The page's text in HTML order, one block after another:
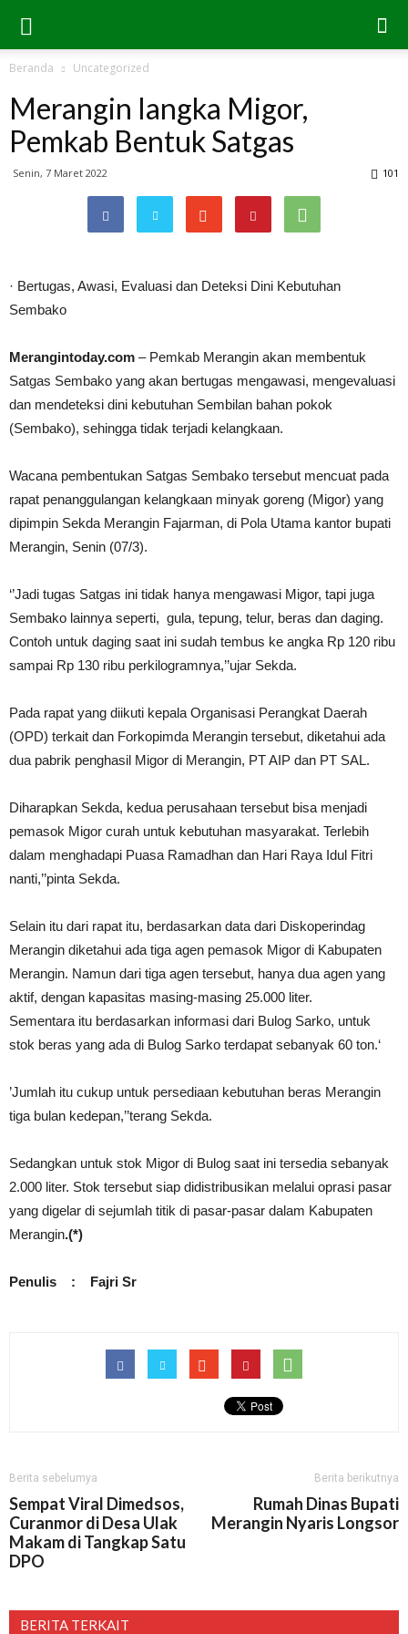
Beranda Uncategorized
Merangin langka Migor,
Pemkab Bentuk Satgas
Senin, 7 Maret 2022 101
· Bertugas, Awasi, Evaluasi dan Deteksi Dini Kebutuhan
Sembako
Merangintoday.com – Pemkab Merangin akan membentuk
Satgas Sembako yang akan bertugas mengawasi, mengevaluasi
dan mendeteksi dini kebutuhan Sembilan bahan pokok
(Sembako), sehingga tidak terjadi kelangkaan.
Wacana pembentukan Satgas Sembako tersebut mencuat pada
rapat penanggulangan kelangkaan minyak goreng (Migor) yang
dipimpin Sekda Merangin Fajarman, di Pola Utama kantor bupati
Merangin, Senin (07/3).
‘’Jadi tugas Satgas ini tidak hanya mengawasi Migor, tapi juga
Sembako lainnya seperti, gula, tepung, telur, beras dan daging.
Contoh untuk daging saat ini sudah tembus ke angka Rp 120 ribu
sampai Rp 130 ribu perkilogramnya,’’ujar Sekda.
Pada rapat yang diikuti kepala Organisasi Perangkat Daerah
(OPD) terkait dan Forkopimda Merangin tersebut, diketahui ada
dua pabrik penghasil Migor di Merangin, PT AIP dan PT SAL.
Diharapkan Sekda, kedua perusahaan tersebut bisa menjadi
pemasok Migor curah untuk kebutuhan masyarakat. Terlebih
dalam menghadapi Puasa Ramadhan dan Hari Raya Idul Fitri
nanti,’’pinta Sekda.
Selain itu dari rapat itu, berdasarkan data dari Diskoperindag
Merangin diketahui ada tiga agen pemasok Migor di Kabupaten
Merangin. Namun dari tiga agen tersebut, hanya dua agen yang
aktif, dengan kapasitas masing-masing 25.000 liter.
Sementara itu berdasarkan informasi dari Bulog Sarko, untuk
stok beras yang ada di Bulog Sarko terdapat sebanyak 60 ton.‘
’Jumlah itu cukup untuk persediaan kebutuhan beras Merangin
tiga bulan kedepan,’’terang Sekda.
Sedangkan untuk stok Migor di Bulog saat ini tersedia sebanyak
2.000 liter. Stok tersebut siap didistribusikan melalui oprasi pasar
yang digelar di sejumlah titik di pasar-pasar dalam Kabupaten
Merangin.(*)
Penulis : Fajri Sr
Berita sebelumya
Sempat Viral Dimedsos,
Curanmor di Desa Ulak
Makam di Tangkap Satu
DPO
Berita berikutnya
Rumah Dinas Bupati
Merangin Nyaris Longsor
BERITA TERKAIT